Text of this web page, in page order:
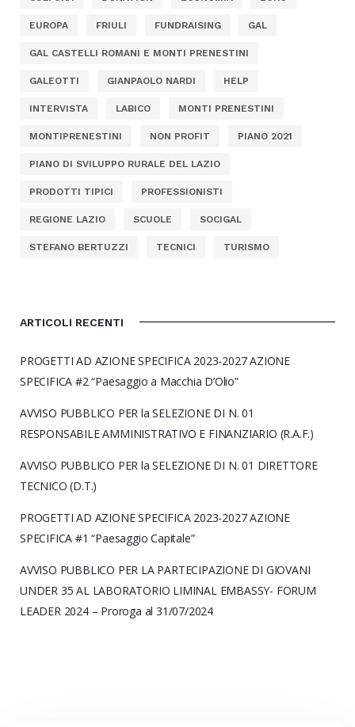
EUROPA FRIULI FUNDRAISING GAL
GAL CASTELLI ROMANI E MONTI PRENESTINI
GALEOTTI GIANPAOLO NARDI HELP
INTERVISTA LABICO MONTI PRENESTINI
MONTIPRENESTINI NON PROFIT PIANO 2021
PIANO DI SVILUPPO RURALE DEL LAZIO
PRODOTTI TIPICI PROFESSIONISTI
REGIONE LAZIO SCUOLE SOCIGAL
STEFANO BERTUZZI TECNICI TURISMO
ARTICOLI RECENTI
PROGETTI AD AZIONE SPECIFICA 2023-2027 AZIONE
SPECIFICA #2 “Paesaggio a Macchia D’Olio”
AVVISO PUBBLICO PER la SELEZIONE DI N. 01
RESPONSABILE AMMINISTRATIVO E FINANZIARIO (R.A.F.)
AVVISO PUBBLICO PER la SELEZIONE DI N. 01 DIRETTORE
TECNICO (D.T.)
PROGETTI AD AZIONE SPECIFICA 2023-2027 AZIONE
SPECIFICA #1 “Paesaggio Capitale”
AVVISO PUBBLICO PER LA PARTECIPAZIONE DI GIOVANI
UNDER 35 AL LABORATORIO LIMINAL EMBASSY- FORUM
LEADER 2024 – Proroga al 31/07/2024